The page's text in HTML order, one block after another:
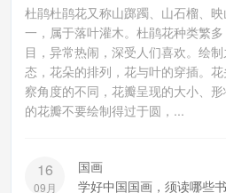
杜鹃杜鹃花又称山踯躅、山石榴、
一，属于落叶灌木。杜鹃花种类繁
目，异常热闹，深受人们喜欢。绘
态，花朵的排列，花与叶的穿插。
察角度的不同，花瓣呈现的大小、
的花瓣不要绘制得过于圆，...
16
09月
国画
学好中国国画，须读哪些